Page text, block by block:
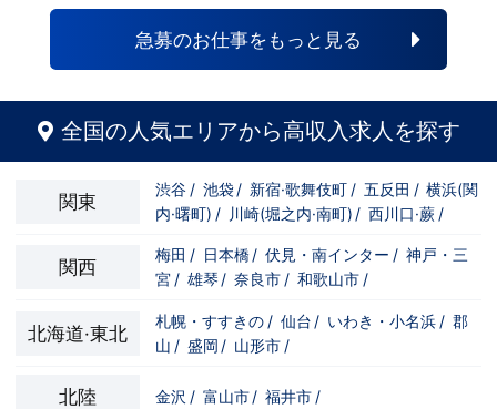
る方も、ぜひ安部さんのインタビュー動画
をご覧ください。 リアルな声が必ず参考
になるはずです！ 動画はこちら
↓ https://youtu.be/LoGeyBHW6B0
急募のお仕事をもっと見る
全国の人気エリアから高収入求人を探す
関東
渋谷 / 池袋 / 新宿·歌舞伎町 / 五反田 / 横浜(関
内·曙町) / 川崎(堀之内·南町) / 西川口·蕨 /
関西
梅田 / 日本橋 / 伏見・南インター / 神戸・三
宮 / 雄琴 / 奈良市 / 和歌山市 /
北海道·東北
札幌・すすきの / 仙台 / いわき・小名浜 / 郡
山 / 盛岡 / 山形市 /
北陸 金沢 / 富山市 / 福井市 /